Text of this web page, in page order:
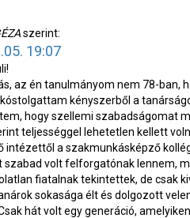
szerint:
19:07
az én tanulmányom nem 78-ban,
kényszerből a
hogy szellemi szabadságomat
teljességgel lehetetlen kellett
intézettől a szakmunkásképző
volt felforgatónak lennem,
fiatalnak tekintettek, de csak
sokasága élt és dolgozott
hát volt egy generáció,